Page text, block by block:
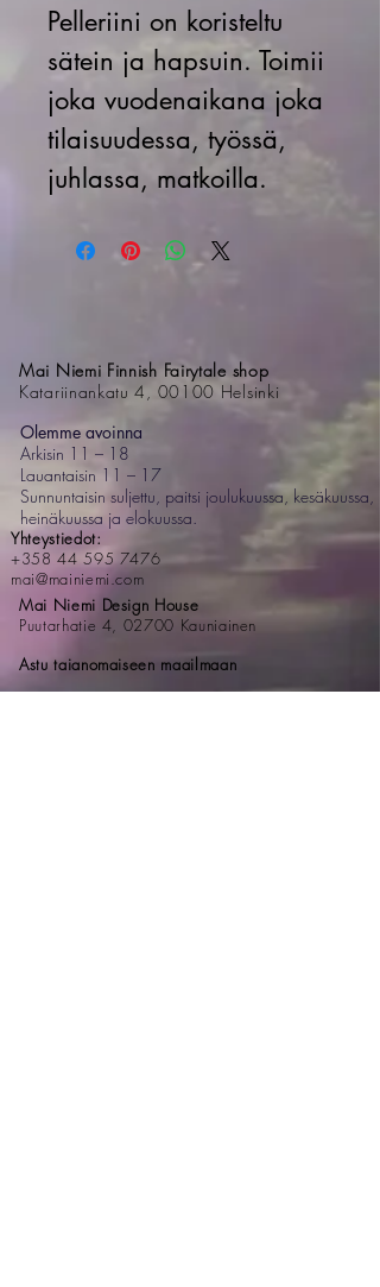
Pelleriini on koristeltu
sätein ja hapsuin. Toimii
joka vuodenaikana joka
tilaisuudessa, työssä,
juhlassa, matkoilla.
Mai Niemi Finnish Fairytale shop
Katariinankatu 4, 00100 Helsinki
Olemme avoinna
Arkisin 11 – 18
Lauantaisin 11 – 17
Sunnuntaisin suljettu, paitsi joulukuussa, kesäkuussa,
heinäkuussa ja elokuussa.
Yhteystiedot:
+358 44 595 7476
mai@mainiemi.com
Mai Niemi Design House
Puutarhatie 4, 02700 Kauniainen
Astu taianomaiseen maailmaan